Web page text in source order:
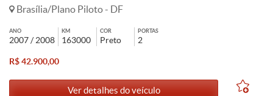
Brasília/Plano Piloto - DF
ANO
2007 / 2008
KM
163000
COR
Preto
PORTAS
2
R$ 42.900,00
Ver detalhes do veículo